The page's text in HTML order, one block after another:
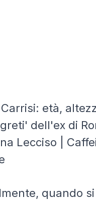
quando